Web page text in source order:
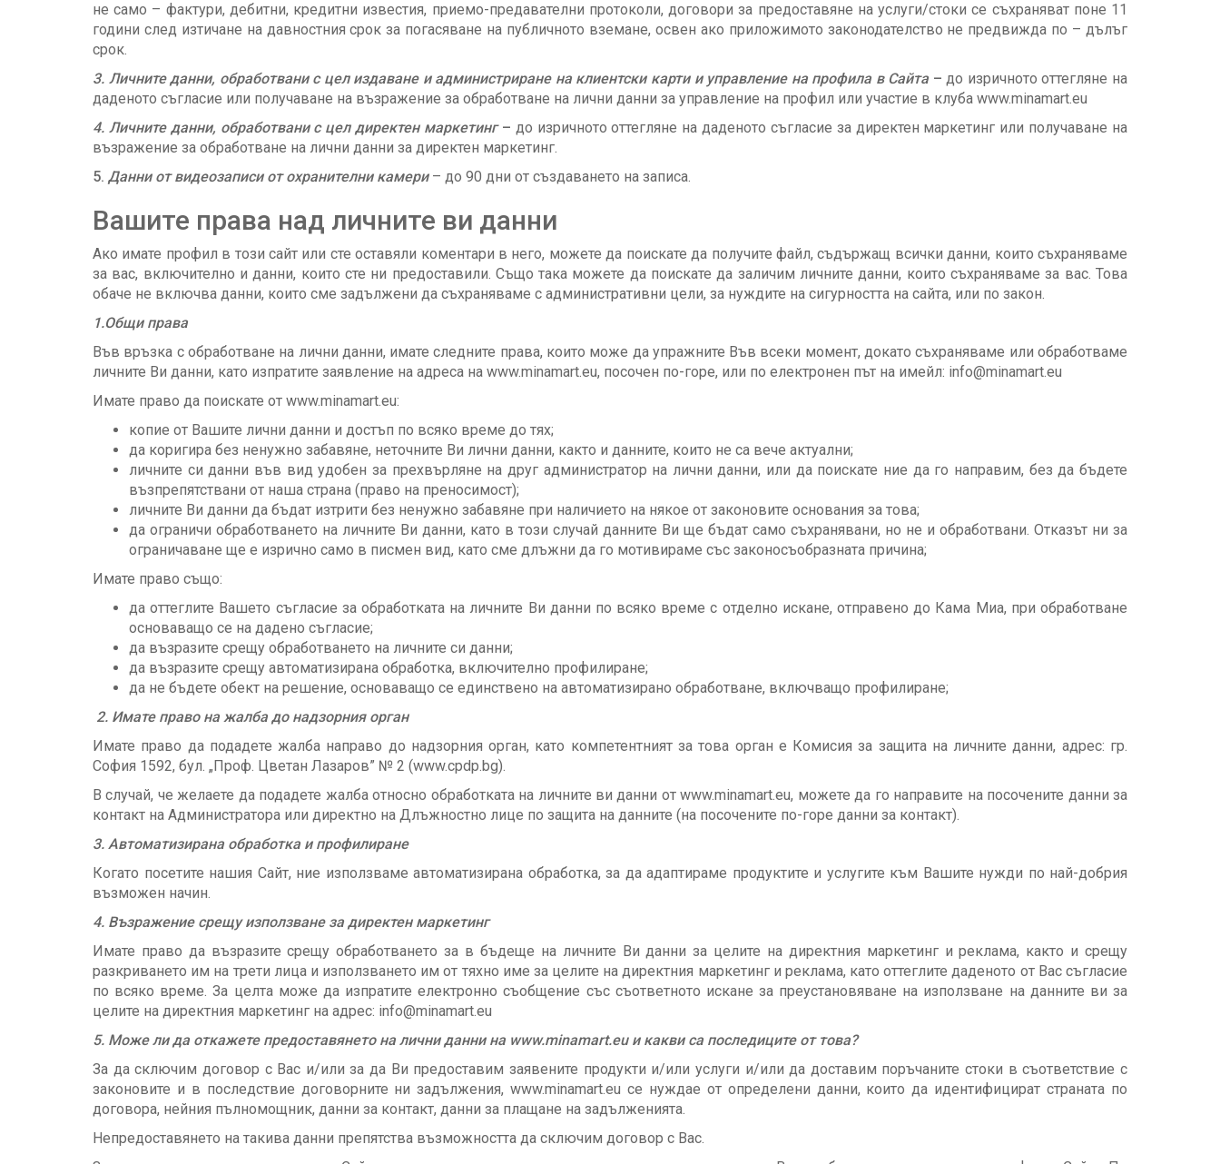
не само – фактури, дебитни, кредитни известия, приемо-предавателни протоколи, договори за предоставяне на услуги/стоки се съхраняват поне 11
години след изтичане на давностния срок за погасяване на публичното вземане, освен ако приложимото законодателство не предвижда по – дълъг
срок.
3. Личните данни, обработвани с цел издаване и администриране на клиентски карти и управление на профила в Сайта –до изричното оттегляне на
даденото съгласие или получаване на възражение за обработване на лични данни за управление на профил или участие в клуба www.minamart.eu
4. Личните данни, обработвани с цел директен маркетинг– до изричното оттегляне на даденото съгласие за директен маркетинг или получаване на
възражение за обработване на лични данни за директен маркетинг.
5. Данни от видеозаписи от охранителни камери– до 90 дни от създаването на записа.
Вашите права над личните ви данни
Ако имате профил в този сайт или сте оставяли коментари в него, можете да поискате да получите файл, съдържащ всички данни, които съхраняваме
за вас, включително и данни, които сте ни предоставили. Също така можете да поискате да заличим личните данни, които съхраняваме за вас. Това
обаче не включва данни, които сме задължени да съхраняваме с административни цели, за нуждите на сигурността на сайта, или по закон.
1.Общи права
Във връзка с обработване на лични данни, имате следните права, които може да упражните Във всеки момент, докато съхраняваме или обработваме
личните Ви данни, като изпратите заявление на адреса на www.minamart.eu, посочен по-горе, или по електронен път на имейл: info@minamart.eu
Имате право да поискате от www.minamart.eu:
копие от Вашите лични данни и достъп по всяко време до тях;
да коригира без ненужно забавяне, неточните Ви лични данни, както и данните, които не са вече актуални;
личните си данни във вид удобен за прехвърляне на друг администратор на лични данни, или да поискате ние да го направим, без да бъдете
възпрепятствани от наша страна (право на преносимост);
личните Ви данни да бъдат изтрити без ненужно забавяне при наличието на някое от законовите основания за това;
да ограничи обработването на личните Ви данни, като в този случай данните Ви ще бъдат само съхранявани, но не и обработвани. Отказът ни за
ограничаване ще е изрично само в писмен вид, като сме длъжни да го мотивираме със законосъобразната причина;
Имате право също:
да оттеглите Вашето съгласие за обработката на личните Ви данни по всяко време с отделно искане, отправено до Кама Миа, при обработване
основаващо се на дадено съгласие;
да възразите срещу обработването на личните си данни;
да възразите срещу автоматизирана обработка, включително профилиране;
да не бъдете обект на решение, основаващо се единствено на автоматизирано обработване, включващо профилиране;
2. Имате право на жалба до надзорния орган
Имате право да подадете жалба направо до надзорния орган, като компетентният за това орган е Комисия за защита на личните данни, адрес: гр.
София 1592, бул. „Проф. Цветан Лазаров” № 2 (www.cpdp.bg).
В случай, че желаете да подадете жалба относно обработката на личните ви данни от www.minamart.eu, можете да го направите на посочените данни за
контакт на Администратора или директно на Длъжностно лице по защита на данните (на посочените по-горе данни за контакт).
3. Автоматизирана обработка и профилиране
Когато посетите нашия Сайт, ние използваме автоматизирана обработка, за да адаптираме продуктите и услугите към Вашите нужди по най-добрия
възможен начин.
4. Възражение срещу използване за директен маркетинг
Имате право да възразите срещу обработването за в бъдеще на личните Ви данни за целите на директния маркетинг и реклама, както и срещу
разкриването им на трети лица и използването им от тяхно име за целите на директния маркетинг и реклама, като оттеглите даденото от Вас съгласие
по всяко време. За целта може да изпратите електронно съобщение със съответното искане за преустановяване на използване на данните ви за
целите на директния маркетинг на адрес: info@minamart.eu
5. Може ли да откажете предоставянето на лични данни на www.minamart.eu и какви са последиците от това?
За да сключим договор с Вас и/или за да Ви предоставим заявените продукти и/или услуги и/или да доставим поръчаните стоки в съответствие с
законовите и в последствие договорните ни задължения, www.minamart.eu се нуждае от определени данни, които да идентифицират страната по
договора, нейния пълномощник, данни за контакт, данни за плащане на задълженията.
Непредоставянето на такива данни препятства възможността да сключим договор с Вас.